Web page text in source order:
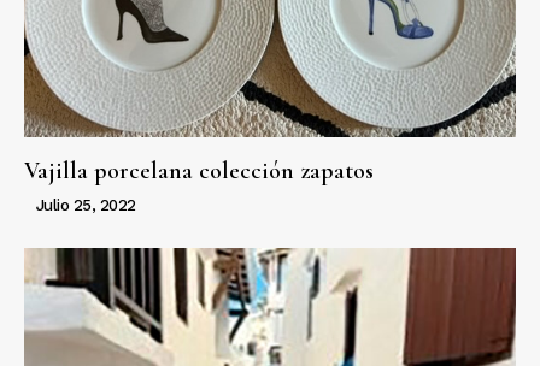
Vajilla porcelana colección zapatos
Julio 25, 2022